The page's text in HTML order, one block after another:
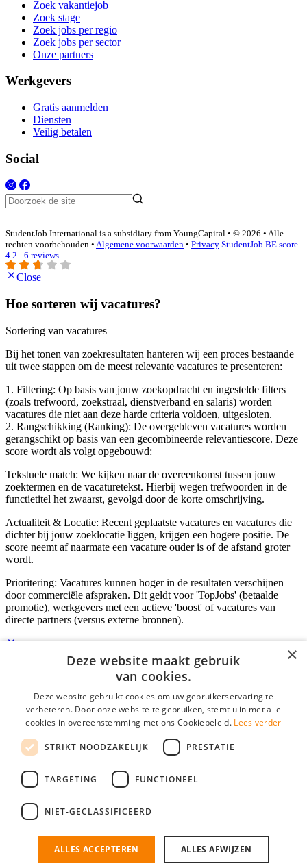
Zoek vakantiejob
Zoek stage
Zoek jobs per regio
Zoek jobs per sector
Onze partners
Werkgevers
Gratis aanmelden
Diensten
Veilig betalen
Social
StudentJob International is a subsidiary from YoungCapital • © 2026 • Alle
rechten voorbehouden • Algemene voorwaarden • Privacy StudentJob BE score
4.2 - 6 reviews
Close
Hoe sorteren wij vacatures?
Sortering van vacatures
Bij het tonen van zoekresultaten hanteren wij een proces bestaande
uit twee stappen om de meest relevante vacatures te presenteren:
1. Filtering: Op basis van jouw zoekopdracht en ingestelde filters
(zoals trefwoord, zoekstraal, dienstverband en salaris) worden
vacatures die niet aan deze harde criteria voldoen, uitgesloten.
2. Rangschikking (Ranking): De overgebleven vacatures worden
gerangschikt op basis van een gecombineerde relevantiescore. Deze
score wordt als volgt opgebouwd:
Tekstuele match: We kijken naar de overeenkomst tussen jouw
zoektermen en de vacaturetekst. Hierbij wegen trefwoorden in de
functietitel het zwaarst, gevolgd door de korte omschrijving.
Actualiteit & Locatie: Recent geplaatste vacatures en vacatures die
dichter bij jouw zoeklocatie liggen, krijgen een hogere positie. De
score neemt af naarmate een vacature ouder is of de afstand groter
wordt.
Prioritering: Vacatures kunnen hoger in de resultaten verschijnen
door commerciële afspraken. Dit geldt voor 'TopJobs' (betaalde
promotie), werkgevers met een actieve 'boost' of vacatures van
directe partners (versus externe bronnen).
E-mail*
Wachtwoord
login gegevens onthouden
login
Bedrijf aanmelden
nieuwe collega/werknemer zo gevonden!
×
Deze website maakt gebruik
van cookies.
Deze website gebruikt cookies om uw gebruikerservaring te
verbeteren. Door onze website te gebruiken, stemt u in met alle
cookies in overeenstemming met ons Cookiebeleid. Lees verder
STRIKT NOODZAKELIJK PRESTATIE
TARGETING FUNCTIONEEL
NIET-GECLASSIFICEERD
ALLES ACCEPTEREN ALLES AFWIJZEN